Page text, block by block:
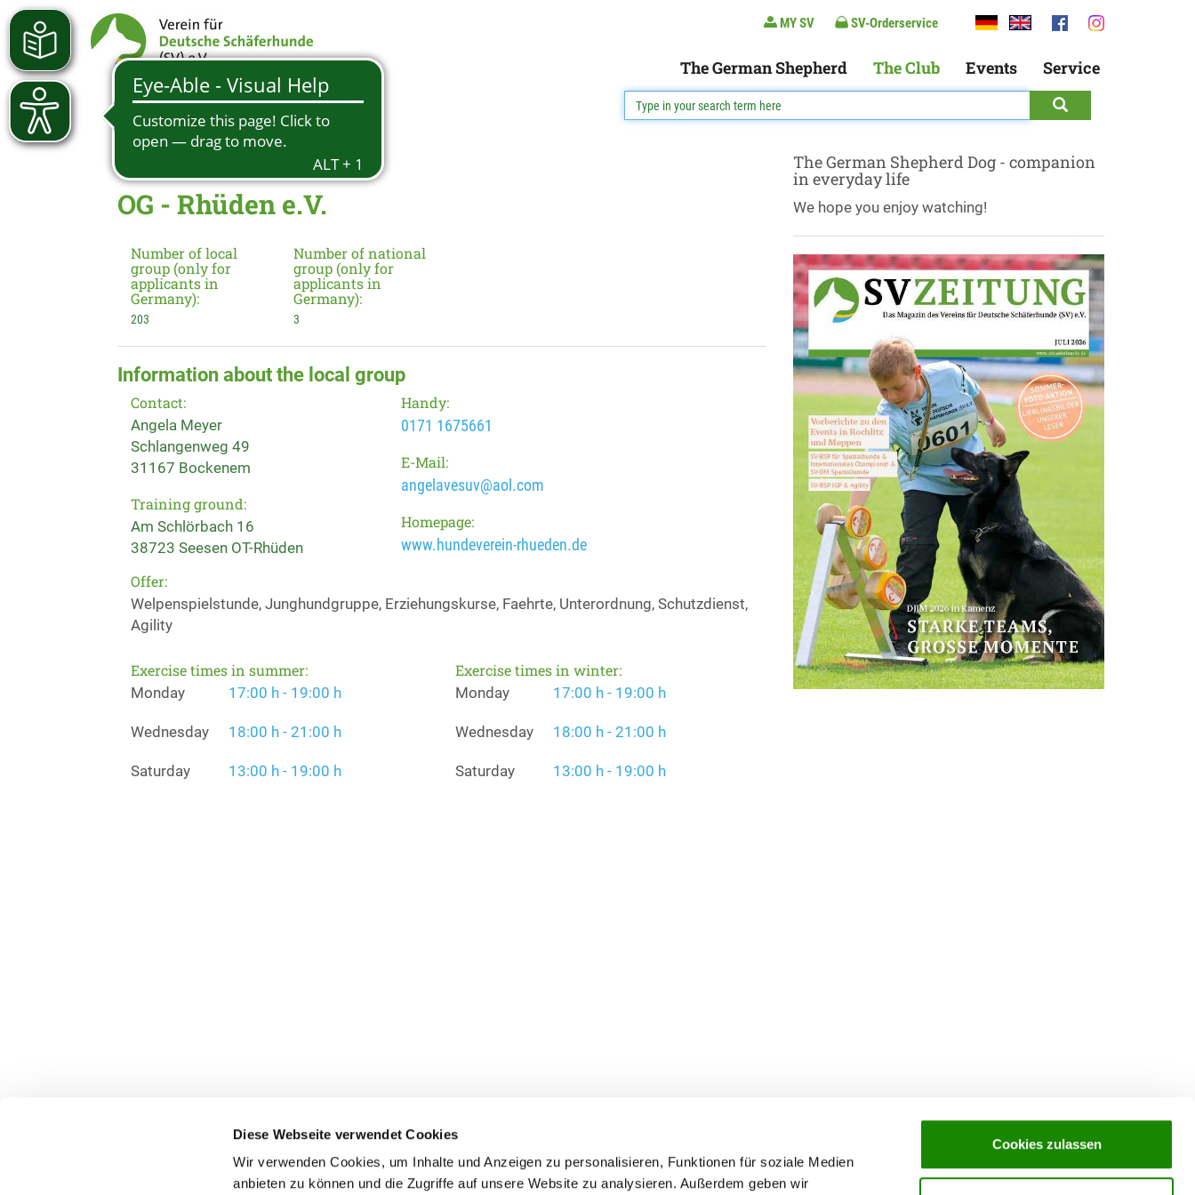
Diese Webseite verwendet Cookies
Wir verwenden Cookies, um Inhalte und Anzeigen zu personalisieren, Funktionen für soziale Medien
anbieten zu können und die Zugriffe auf unsere Website zu analysieren. Außerdem geben wir
Cookies zulassen
MY SV SV-Orderservice
The German Shepherd The Club Events Service
OG - Rhüden e.V.
Number of local
group (only for
applicants in
Germany):
203
Number of national
group (only for
applicants in
Germany):
3
Information about the local group
Contact:
Angela Meyer
Schlangenweg 49
31167 Bockenem
Training ground:
Am Schlörbach 16
38723 Seesen OT-Rhüden
Handy:
0171 1675661
E-Mail:
angelavesuv@aol.com
Homepage:
www.hundeverein-rhueden.de
Offer:
Welpenspielstunde, Junghundgruppe, Erziehungskurse, Faehrte, Unterordnung, Schutzdienst,
Agility
Exercise times in summer:
Monday 17:00 h - 19:00 h
Wednesday 18:00 h - 21:00 h
Saturday 13:00 h - 19:00 h
Exercise times in winter:
Monday 17:00 h - 19:00 h
Wednesday 18:00 h - 21:00 h
Saturday 13:00 h - 19:00 h
The German Shepherd Dog - companion
in everyday life
We hope you enjoy watching!